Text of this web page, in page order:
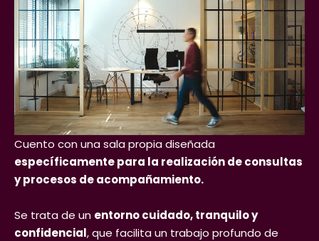
Cuento con una sala propia diseñada
específicamente para la realización de consultas
y procesos de acompañamiento.
Se trata de un entorno cuidado, tranquilo y
confidencial, que facilita un trabajo profundo de